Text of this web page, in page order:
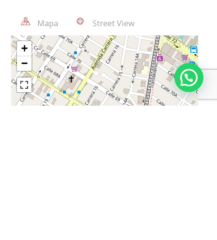
Garaje/Parqueadero(S)
Trans. Público Cercano
Acceso Pavimentado
Cerca A Sector Comercial
Baños Comunales
Mapa Street View